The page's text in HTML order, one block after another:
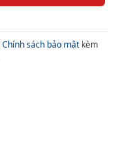
Chính sách bảo mật kèm